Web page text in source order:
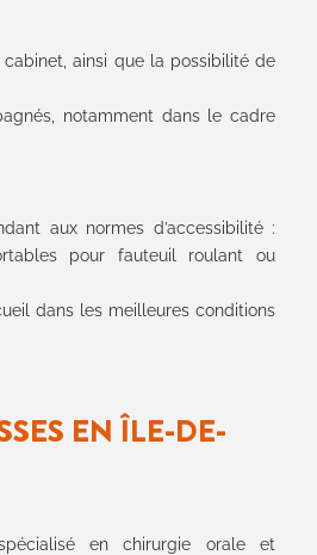
ainsi que la possibilité de
notamment dans le cadre
aux normes d’accessibilité :
pour fauteuil roulant ou
dans les meilleures conditions
EN ÎLE-DE-
en chirurgie orale et